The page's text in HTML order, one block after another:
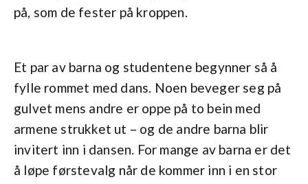
på, som de fester på kroppen.
Et par av barna og studentene begynner så å
fylle rommet med dans. Noen beveger seg på
gulvet mens andre er oppe på to bein med
armene strukket ut – og de andre barna blir
invitert inn i dansen. For mange av barna er det
å løpe førstevalg når de kommer inn i en stor